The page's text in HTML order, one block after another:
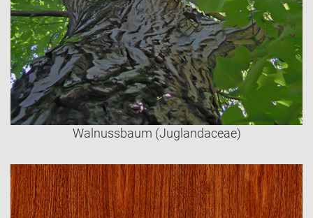
Walnussbaum (Juglandaceae)